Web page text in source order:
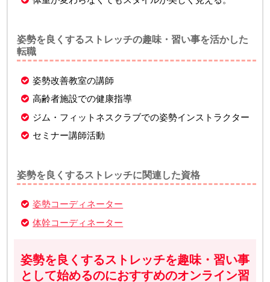
姿勢を良くするストレッチの趣味・習い事を活かした
転職
姿勢改善教室の講師
高齢者施設での健康指導
ジム・フィットネスクラブでの姿勢インストラクター
セミナー講師活動
姿勢を良くするストレッチに関連した資格
姿勢コーディネーター
体幹コーディネーター
姿勢を良くするストレッチを趣味・習い事
として始めるのにおすすめのオンライン習